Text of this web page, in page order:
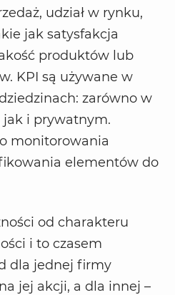
udział w rynku,
jak satysfakcja
produktów lub
KPI są używane w
zarówno w
i prywatnym.
monitorowania
elementów do
od charakteru
i to czasem
dla jednej firmy
jej akcji, a dla innej –